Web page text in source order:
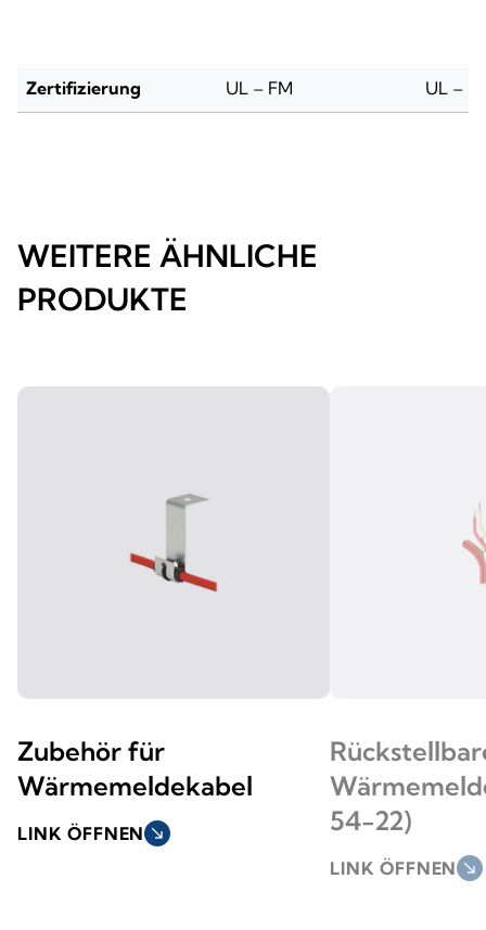
Zertifizierung UL – FM UL –
WEITERE ÄHNLICHE
PRODUKTE
Zubehör für
Wärmemeldekabel
LINK ÖFFNEN south_east
54-22)
LINK ÖFFNEN south_east